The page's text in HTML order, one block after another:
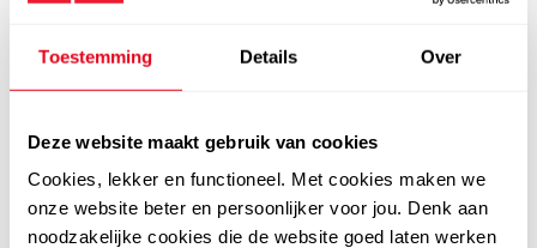
Toestemming Details Over
Deze website maakt gebruik van cookies
Cookies, lekker en functioneel. Met cookies maken we
onze website beter en persoonlijker voor jou. Denk aan
noodzakelijke cookies die de website goed laten werken